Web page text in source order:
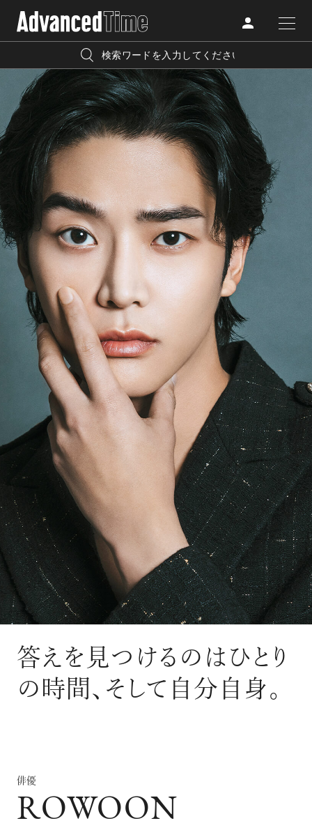
CATEGORY
FASHION
BEAUTY
TRAVEL
LIFESTYLE
FOLLOW US
AdvancedClub
『AdvancedTime』は、自由でしなやかに生きるハイエンド
な大人達におくる、スペシャルイシュー満載のメディア。
高感度なファッション、カルチャーに溺愛、未知の幅広い
教養を求め、今までの人生で積んだ経験、知見を余裕をも
って楽しみながら、進化するソーシャルに寄り添いたい。
何かに縛られていた時間から解き放たれつつある世代の
ライフスタイルを豊かに彩る『AdvancedTime』が発信する
情報をさらに充実し、より速やかに、活用できる
「AdvancedClub」会員組織を設けました。
「AdvancedClub」会員に登録すると、プレゼント応募情報
の一覧、プレミアムな会員限定イベント、ブランドのエクス
クルーシブアイテムの紹介など、特別なコンテンツ情報を
メールマガジンでお届け致します。更に『AdvancedTime』
のタブロイドマガジンのご案内もあり、送付手数料のみを
ご負担いただくことでお手元で『AdvancedTime』をお楽し
みいただけます。
登録は無料です。
一緒に『AdvancedTime』を楽しみましょう！
会員登録をする
人気の検索キーワード
宿泊 プレゼント
リゾート インテリア
美白 アイメイク
答えを見つけるのはひとり
の時間、そして自分自身。
俳優
ROWOON